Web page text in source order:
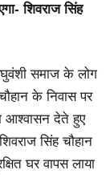
शिवराज सिंह
समाज के लोग
के निवास पर
आश्वासन देते हुए
सिंह चौहान
घर वापस लाया